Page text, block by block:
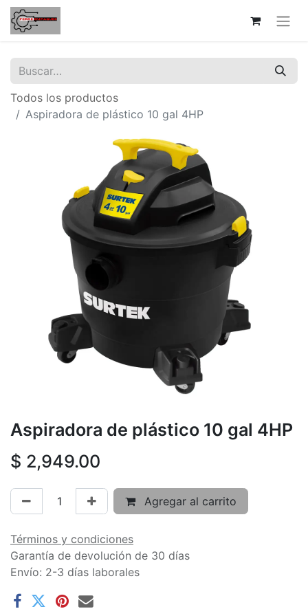
Todos los productos
Aspiradora de plástico 10 gal 4HP
Aspiradora de plástico 10 gal 4HP
$ 2,949.00
Agregar al carrito
Términos y condiciones
Garantía de devolución de 30 días
Envío: 2-3 días laborales